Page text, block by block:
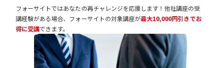
フォーサイトではあなたの再チャレンジを応援します！他社講座の受
講経験がある場合、フォーサイトの対象講座が最大10,000円引きでお
得に受講できます。